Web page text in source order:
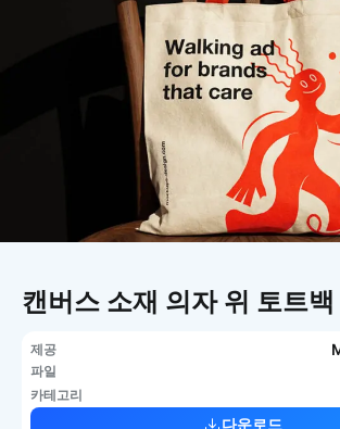
캔버스 소재 의자 위 토트백
제공
파일
카테고리
다운로드